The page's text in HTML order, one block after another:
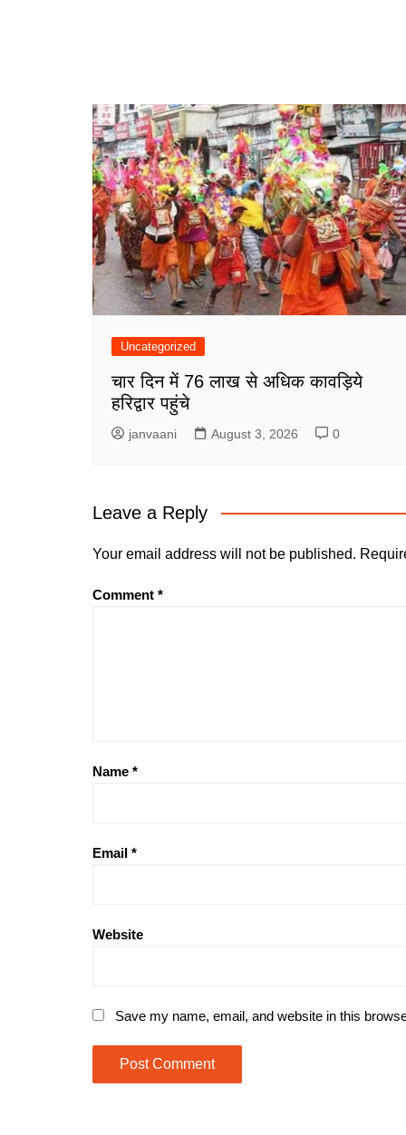
Uncategorized
चार दिन में 76 लाख से अधिक कावड़िये
हरिद्वार पहुंचे
janvaani August 3, 2026 0
Leave a Reply
Your email address will not be published.
Comment *
Name *
Email *
Website
Save my name, email, and website in this